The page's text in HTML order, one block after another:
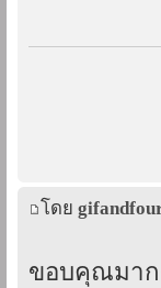
โดย
ขอบคุณมาก